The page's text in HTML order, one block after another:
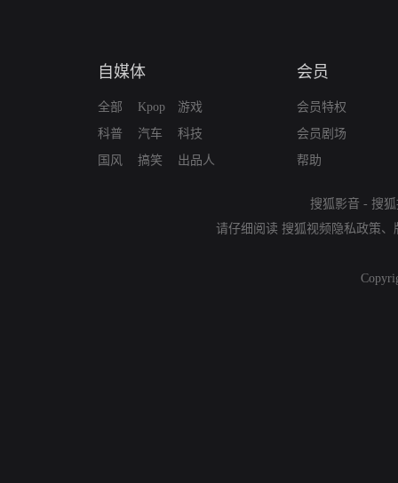
自媒体
全部
科普
国风
Kpop
汽车
搞笑
游戏
科技
出品人
会员
会员特权
会员剧场
帮助
搜狐影音 - 搜
请仔细阅读 搜狐视频隐私政策、